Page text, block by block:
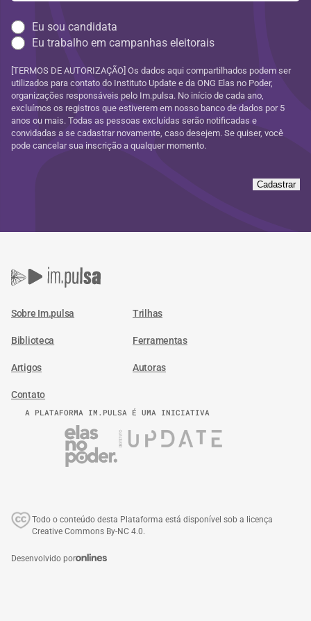
Eu sou candidata
Eu trabalho em campanhas eleitorais
[TERMOS DE AUTORIZAÇÃO] Os dados aqui compartilhados podem ser
utilizados para contato do Instituto Update e da ONG Elas no Poder,
organizações responsáveis pelo Im.pulsa. No início de cada ano,
excluímos os registros que estiverem em nosso banco de dados por 5
anos ou mais. Todas as pessoas excluídas serão notificadas e
convidadas a se cadastrar novamente, caso desejem. Se quiser, você
pode cancelar sua inscrição a qualquer momento.
Cadastrar
Sobre Im.pulsa Trilhas
Biblioteca Ferramentas
Artigos Autoras
Contato
A PLATAFORMA IM.PULSA É UMA INICIATIVA
Todo o conteúdo desta Plataforma está disponível sob a licença
Creative Commons By-NC 4.0.
Desenvolvido por